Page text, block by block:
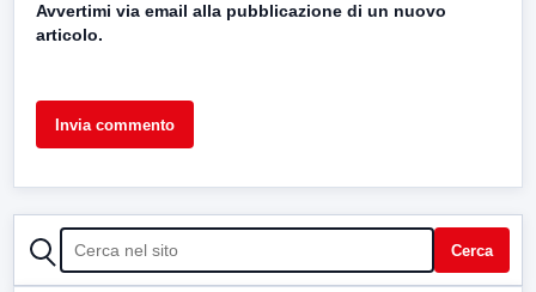
Avvertimi via email alla pubblicazione di un nuovo
articolo.
CERCA Cerca